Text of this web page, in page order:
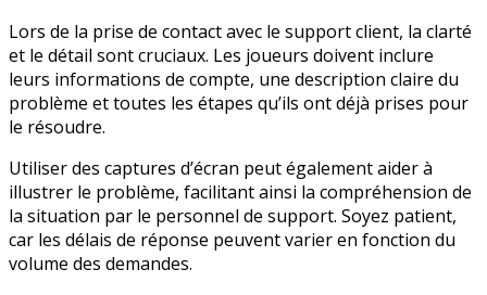
Lors de la prise de contact avec le support client, la clarté
et le détail sont cruciaux. Les joueurs doivent inclure
leurs informations de compte, une description claire du
problème et toutes les étapes qu’ils ont déjà prises pour
le résoudre.
Utiliser des captures d’écran peut également aider à
illustrer le problème, facilitant ainsi la compréhension de
la situation par le personnel de support. Soyez patient,
car les délais de réponse peuvent varier en fonction du
volume des demandes.